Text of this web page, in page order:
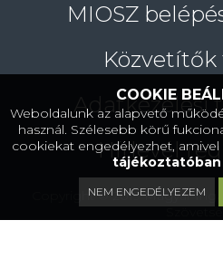
MIOSZ
Adatkezelési
Hírlevél
Copyright © 2019 Magyar
COOKIE
Weboldalunk az alapvető
használ. Szélesebb körű
cookiekat engedélyezhet,
tájékoztatóban
NEM ENGEDÉLYEZEM